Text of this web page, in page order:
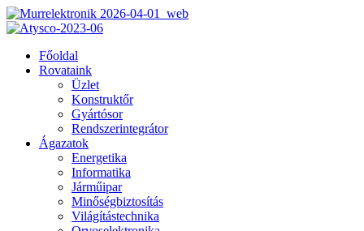
Főoldal
Rovataink
Üzlet
Konstruktőr
Gyártósor
Rendszerintegrátor
Ágazatok
Energetika
Informatika
Járműipar
Minőségbiztosítás
Világítástechnika